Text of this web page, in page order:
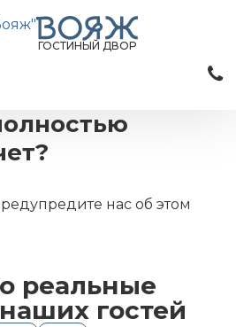
ГОСТИНЫЙ ДВОР
нас об этом
реальные
гостей